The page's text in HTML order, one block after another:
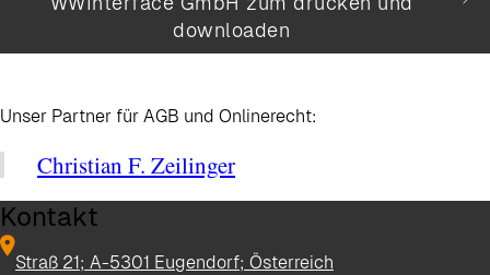
downloaden
Unser Partner für AGB und Onlinerecht:
Christian F. Zeilinger
Kontakt
Straß 21; A-5301 Eugendorf; Österreich